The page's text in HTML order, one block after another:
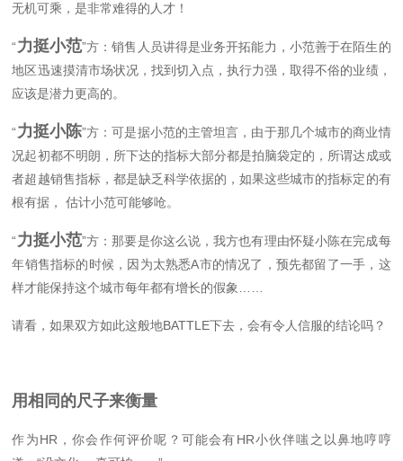
无机可乘，是非常难得的人才！
“力挺小范”方：销售人员讲得是业务开拓能力，小范善于在陌生的
地区迅速摸清市场状况，找到切入点，执行力强，取得不俗的业绩，
应该是潜力更高的。
“力挺小陈”方：可是据小范的主管坦言，由于那几个城市的商业情
况起初都不明朗，所下达的指标大部分都是拍脑袋定的，所谓达成或
者超越销售指标，都是缺乏科学依据的，如果这些城市的指标定的有
根有据， 估计小范可能够呛。
“力挺小范”方：那要是你这么说，我方也有理由怀疑小陈在完成每
年销售指标的时候，因为太熟悉A市的情况了，预先都留了一手，这
样才能保持这个城市每年都有增长的假象……
请看，如果双方如此这般地BATTLE下去，会有令人信服的结论吗？
用相同的尺子来衡量
作为HR，你会作何评价呢？可能会有HR小伙伴嗤之以鼻地哼哼